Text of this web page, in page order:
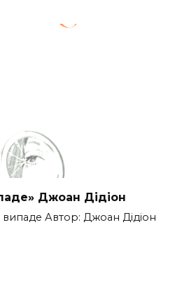
Джоан Дідіон
випаде Автор: Джоан Дідіон